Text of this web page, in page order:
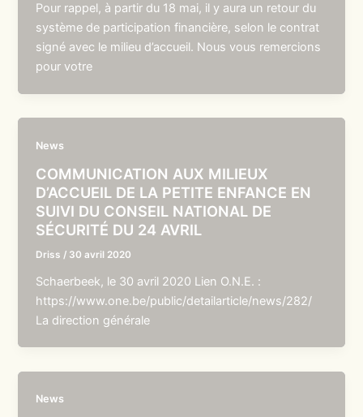
Pour rappel, à partir du 18 mai, il y aura un retour du
système de participation financière, selon le contrat
signé avec le milieu d’accueil. Nous vous remercions
pour votre
News
COMMUNICATION AUX MILIEUX
D’ACCUEIL DE LA PETITE ENFANCE EN
SUIVI DU CONSEIL NATIONAL DE
SÉCURITÉ DU 24 AVRIL
Driss / 30 avril 2020
Schaerbeek, le 30 avril 2020 Lien O.N.E. :
https://www.one.be/public/detailarticle/news/282/
La direction générale
News